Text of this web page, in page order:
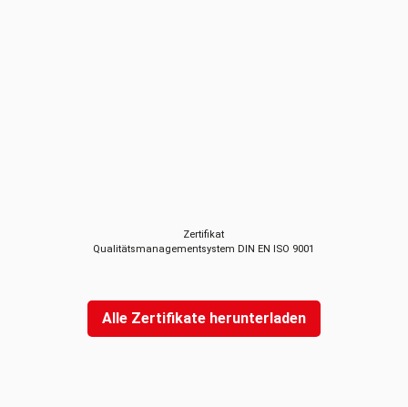
Zertifikat
Qualitätsmanagementsystem DIN EN ISO 9001
Alle Zertifikate herunterladen